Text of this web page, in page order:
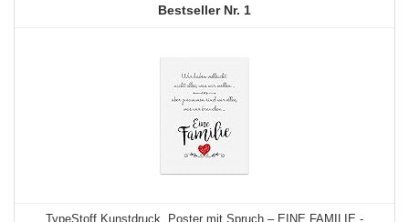
1
TypeStoff Kunstdruck, Poster mit Spruch – EINE FAMILIE -